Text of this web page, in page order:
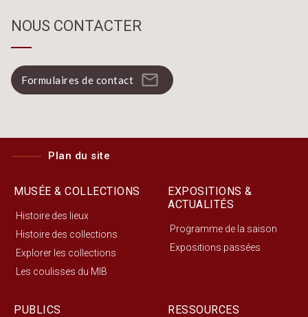
NOUS CONTACTER
Formulaires de contact mail_outline
Plan du site
MUSÉE & COLLECTIONS
Histoire des lieux
Histoire des collections
Explorer les collections
Les coulisses du MIB
EXPOSITIONS &
ACTUALITÉS
Programme de la saison
Expositions passées
PUBLICS RESSOURCES